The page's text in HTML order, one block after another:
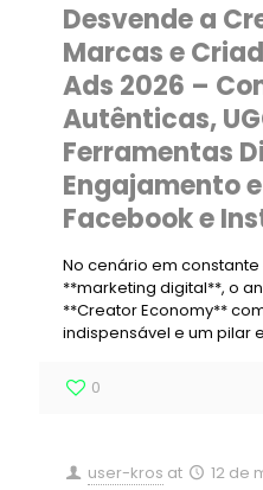
Desvende a
Marcas e
Ads 2026 –
Autênticas,
Ferramentas
Engajamento
Facebook e
No cenário em
**marketing digital**, o
**Creator Economy**
indispensável e um pilar
0
user-kros at 12 de